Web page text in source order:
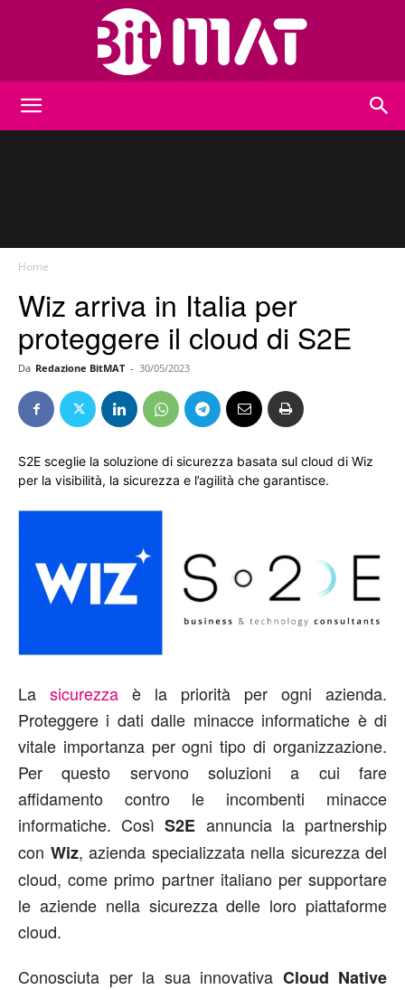
Home
Wiz arriva in Italia per
proteggere il cloud di S2E
Da Redazione BitMAT - 30/05/2023
S2E sceglie la soluzione di sicurezza basata sul cloud di Wiz
per la visibilità, la sicurezza e l’agilità che garantisce.
La sicurezza è la priorità per ogni azienda.
Proteggere i dati dalle minacce informatiche è di
vitale importanza per ogni tipo di organizzazione.
Per questo servono soluzioni a cui fare
affidamento contro le incombenti minacce
informatiche. CosìS2E annuncia la partnership
con Wiz, azienda specializzata nella sicurezza del
cloud, come primo partner italiano per supportare
le aziende nella sicurezza delle loro piattaforme
cloud.
Conosciuta per la sua innovativa Cloud Native